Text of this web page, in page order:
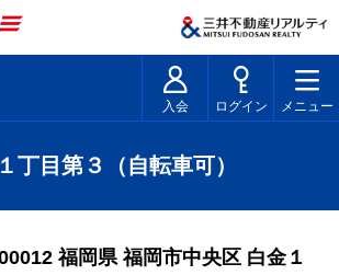
入会 ログイン メニュー
丁目第３（自転車可）
福岡県 福岡市中央区 白金１